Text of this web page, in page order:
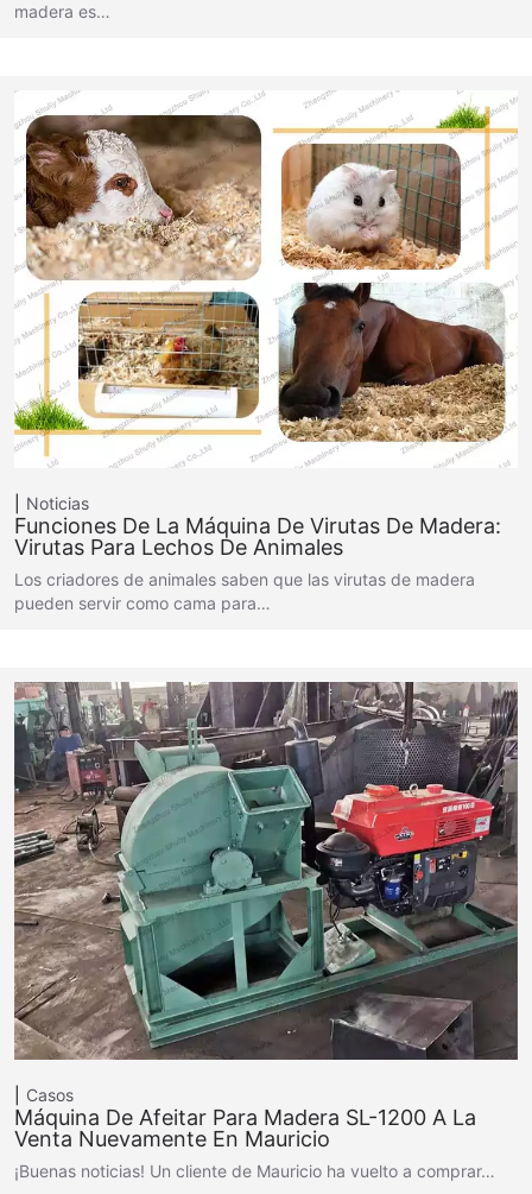
madera es…
Noticias
Funciones De La Máquina De Virutas De Madera:
Virutas Para Lechos De Animales
Los criadores de animales saben que las virutas de madera
pueden servir como cama para…
Casos
Máquina De Afeitar Para Madera SL-1200 A La
Venta Nuevamente En Mauricio
¡Buenas noticias! Un cliente de Mauricio ha vuelto a comprar…